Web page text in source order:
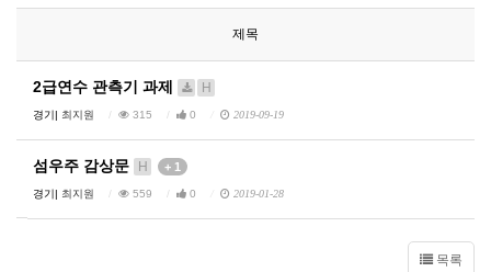
제목
2급연수 관측기 과제 H
경기| 최지원 315 0 2019-09-19
섬우주 감상문 H + 1
경기| 최지원 559 0 2019-01-28
목록